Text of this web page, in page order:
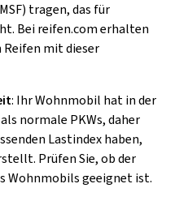
tragen, das für
Bei reifen.com erhalten
mit dieser
: Ihr Wohnmobil hat in der
normale PKWs, daher
Lastindex haben,
Prüfen Sie, ob der
Wohnmobils geeignet ist.